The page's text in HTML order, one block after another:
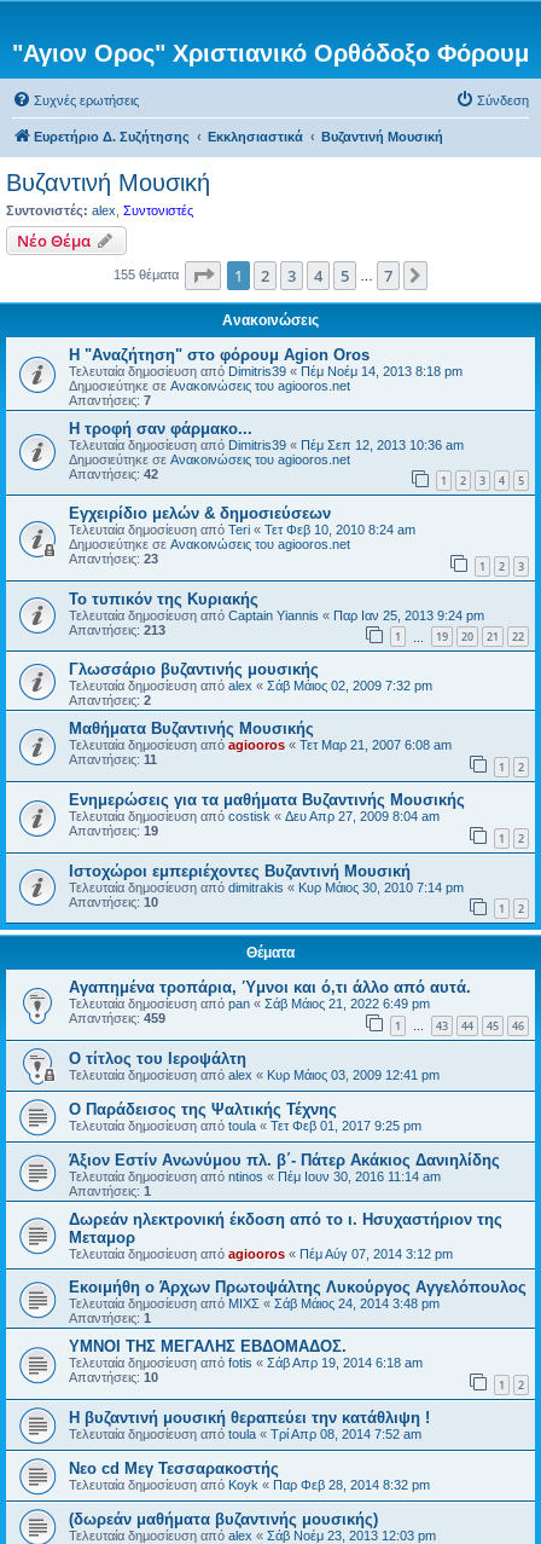
"Αγιον Ορος" Χριστιανικό Ορθόδοξο Φόρουμ
Συχνές ερωτήσεις Σύνδεση
Ευρετήριο Δ. Συζήτησης Εκκλησιαστικά Βυζαντινή Μουσική
Βυζαντινή Μουσική
Συντονιστές: alex Συντονιστές
Νέο Θέμα
155 θέματα Σελίδα από7
1 2 3 4 5 7
Ανακοινώσεις
Η "Αναζήτηση" στο φόρουμ Agion Oros
Τελευταία δημοσίευση από Dimitris39 « Πέμ Νοέμ 14, 2013 8:18 pm
Δημοσιεύτηκε σε Ανακοινώσεις του agiooros.net
Απαντήσεις: 7
H τροφή σαν φάρμακο...
Τελευταία δημοσίευση από Dimitris39 « Πέμ Σεπ 12, 2013 10:36 am
Δημοσιεύτηκε σε Ανακοινώσεις του agiooros.net
Απαντήσεις: 42 1 2 3 4 5
Εγχειρίδιο μελών & δημοσιεύσεων
Τελευταία δημοσίευση από Teri « Τετ Φεβ 10, 2010 8:24 am
Δημοσιεύτηκε σε Ανακοινώσεις του agiooros.net
Απαντήσεις: 23 1 2 3
Το τυπικόν της Κυριακής
Τελευταία δημοσίευση από Captain Yiannis « Παρ Ιαν 25, 2013 9:24 pm
Απαντήσεις: 213 1 19 20 21 22
Γλωσσάριο βυζαντινής μουσικής
Τελευταία δημοσίευση από alex « Σάβ Μάιος 02, 2009 7:32 pm
Απαντήσεις: 2
Μαθήματα Βυζαντινής Μουσικής
Τελευταία δημοσίευση από agiooros « Τετ Μαρ 21, 2007 6:08 am
Απαντήσεις: 11 1 2
Ενημερώσεις για τα μαθήματα Βυζαντινής Μουσικής
Τελευταία δημοσίευση από costisk « Δευ Απρ 27, 2009 8:04 am
Απαντήσεις: 19 1 2
Ιστοχώροι εμπεριέχοντες Βυζαντινή Μουσική
Τελευταία δημοσίευση από dimitrakis « Κυρ Μάιος 30, 2010 7:14 pm
Απαντήσεις: 10 1 2
Θέματα
Αγαπημένα τροπάρια, Ύμνοι και ό,τι άλλο από αυτά.
Τελευταία δημοσίευση από pan « Σάβ Μάιος 21, 2022 6:49 pm
Απαντήσεις: 459 1 … 43 44 45 46
O τίτλος του Ιεροψάλτη
Τελευταία δημοσίευση από alex « Κυρ Μάιος 03, 2009 12:41 pm
O Παράδεισος της Ψαλτικής Τέχνης
Τελευταία δημοσίευση από toula « Τετ Φεβ 01, 2017 9:25 pm
Άξιον Εστίν Ανωνύμου πλ. β΄- Πάτερ Ακάκιος Δανιηλίδης
Τελευταία δημοσίευση από ntinos « Πέμ Ιουν 30, 2016 11:14 am
Απαντήσεις: 1
Δωρεάν ηλεκτρονική έκδοση από το ι. Ησυχαστήριον της
Μεταμορ
Τελευταία δημοσίευση από agiooros « Πέμ Αύγ 07, 2014 3:12 pm
Εκοιμήθη ο Άρχων Πρωτοψάλτης Λυκούργος Αγγελόπουλος
Τελευταία δημοσίευση από ΜΙΧΣ « Σάβ Μάιος 24, 2014 3:48 pm
Απαντήσεις: 1
ΥΜΝΟΙ ΤΗΣ ΜΕΓΑΛΗΣ ΕΒΔΟΜΑΔΟΣ.
Τελευταία δημοσίευση από fotis « Σάβ Απρ 19, 2014 6:18 am
Απαντήσεις: 10 1 2
Η βυζαντινή μουσική θεραπεύει την κατάθλιψη !
Τελευταία δημοσίευση από toula « Τρί Απρ 08, 2014 7:52 am
Νεο cd Μεγ Τεσσαρακοστής
Τελευταία δημοσίευση από Koyk « Παρ Φεβ 28, 2014 8:32 pm
(δωρεάν μαθήματα βυζαντινής μουσικής)
Τελευταία δημοσίευση από alex « Σάβ Νοέμ 23, 2013 12:03 pm